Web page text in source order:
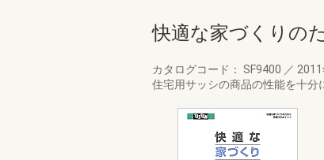
快適な家づくりの
カタログコード： SF9400 ／ 2011
住宅用サッシの商品の性能を十